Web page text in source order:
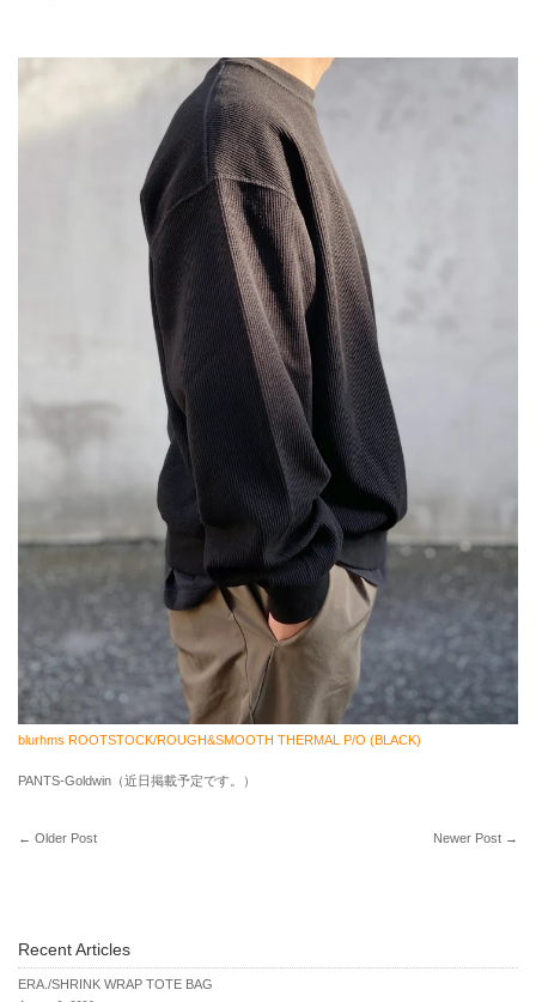
blurhms ROOTSTOCK/ROUGH&SMOOTH THERMAL P/O (BLACK)
PANTS-Goldwin（近日掲載予定です。）
← Older Post Newer Post →
Recent Articles
ERA./SHRINK WRAP TOTE BAG